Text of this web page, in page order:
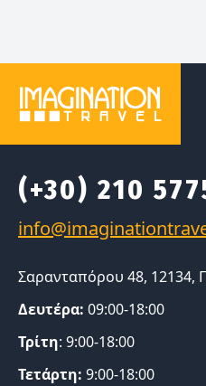
(+30) 210
Σαρανταπόρου 48, 12134,
Δευτέρα: 09:00-18:00
Τρίτη: 9:00-18:00
Τετάρτη: 9:00-18:00